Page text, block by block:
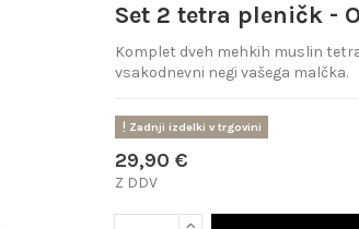
Set 2 tetra pleničk -
Komplet dveh mehkih muslin
vsakodnevni negi vašega malčka.
Zadnji izdelki v trgovini
29,90 €
Z DDV